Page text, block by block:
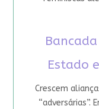
Estado
Crescem
“adversárias”.